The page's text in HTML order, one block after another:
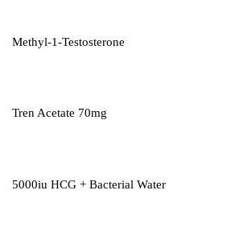
Methyl-1-Testosterone
Tren Acetate 70mg
5000iu HCG + Bacterial Water